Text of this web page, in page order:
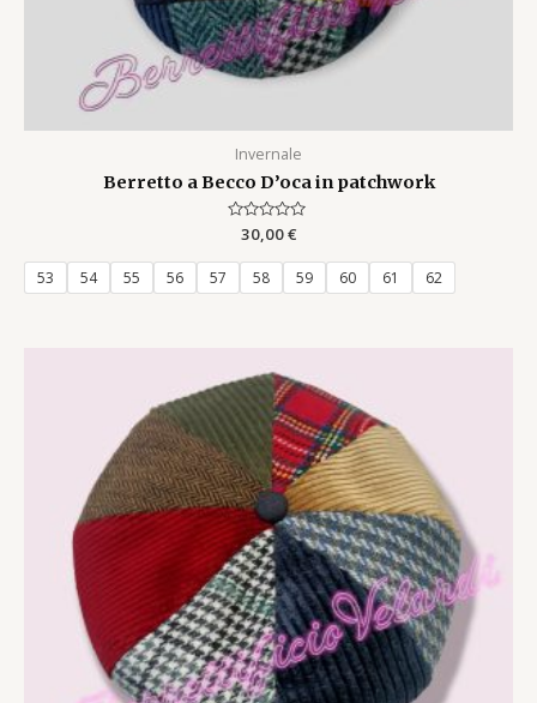
Invernale
Berretto a Becco D’oca in patchwork
Rated
out
30,00€
53 54 55 56 57 58 59 60 61 62